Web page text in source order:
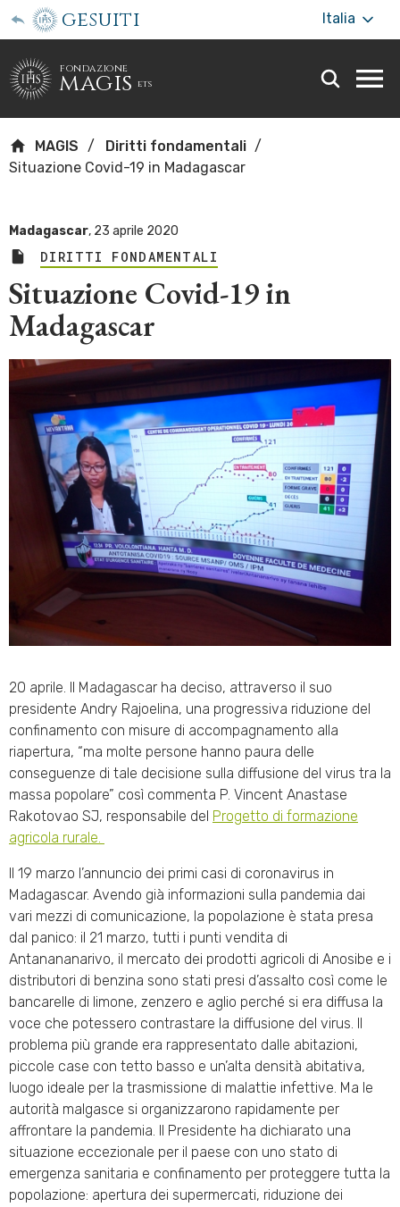
gesuiti Italia
fondazione
magis ets
MAGIS
Diritti fondamentali
Situazione Covid-19 in Madagascar
Madagascar, 23 aprile 2020
DIRITTI FONDAMENTALI
Situazione Covid-19 in
Madagascar
20 aprile. Il Madagascar ha deciso, attraverso il suo
presidente Andry Rajoelina, una progressiva riduzione del
confinamento con misure di accompagnamento alla
riapertura, “ma molte persone hanno paura delle
conseguenze di tale decisione sulla diffusione del virus tra la
massa popolare” così commenta P. Vincent Anastase
Rakotovao SJ, responsabile del Progetto di formazione
agricola rurale.
Il 19 marzo l’annuncio dei primi casi di coronavirus in
Madagascar. Avendo già informazioni sulla pandemia dai
vari mezzi di comunicazione, la popolazione è stata presa
dal panico: il 21 marzo, tutti i punti vendita di
Antanananarivo, il mercato dei prodotti agricoli di Anosibe e i
distributori di benzina sono stati presi d’assalto così come le
bancarelle di limone, zenzero e aglio perché si era diffusa la
voce che potessero contrastare la diffusione del virus. Il
problema più grande era rappresentato dalle abitazioni,
piccole case con tetto basso e un’alta densità abitativa,
luogo ideale per la trasmissione di malattie infettive. Ma le
autorità malgasce si organizzarono rapidamente per
affrontare la pandemia. Il Presidente ha dichiarato una
situazione eccezionale per il paese con uno stato di
emergenza sanitaria e confinamento per proteggere tutta la
popolazione: apertura dei supermercati, riduzione dei